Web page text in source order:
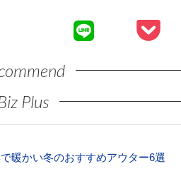
Plus
暖かい冬のおすすめアウター6選